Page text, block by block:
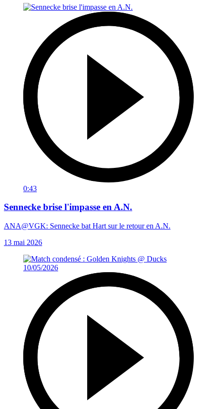
0:43
Sennecke brise l'impasse en A.N.
ANA@VGK: Sennecke bat Hart sur le retour en A.N.
13 mai 2026